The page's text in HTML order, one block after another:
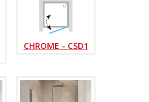
CHROME - CSD1